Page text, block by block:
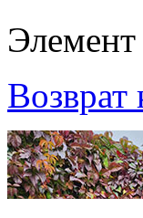
Возврат